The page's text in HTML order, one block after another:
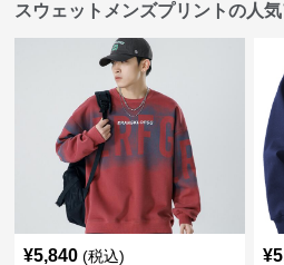
スウェットメンズプリントの人
¥5,840 (税込) ¥